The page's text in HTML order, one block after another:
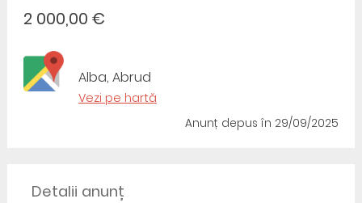
2 000,00 €
Alba, Abrud
Vezi pe hartă
Anunț depusîn 29/09/2025
Detalii anunț